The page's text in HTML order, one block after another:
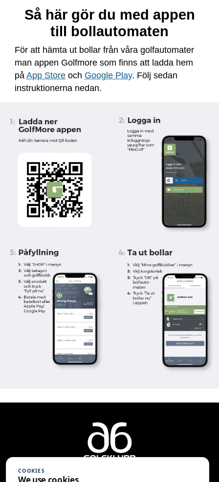
Så här gör du med appen
till bollautomaten
För att hämta ut bollar från våra golfautomater
man appen Golfmore som finns att ladda hem
på App Store och Google Play. Följ sedan
instruktionerna nedan.
COOKIES